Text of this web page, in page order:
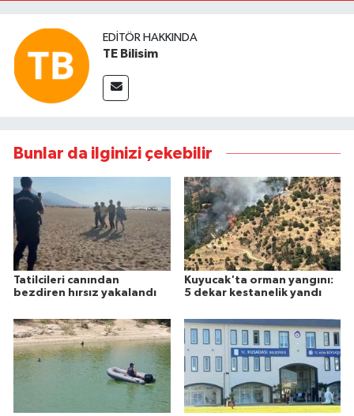
EDITÖR HAKKINDA
TE Bilisim
Bunlar da ilginizi çekebilir
Tatilcileri canından
bezdiren hırsız yakalandı
Kuyucak'ta orman yangını:
5 dekar kestanelik yandı